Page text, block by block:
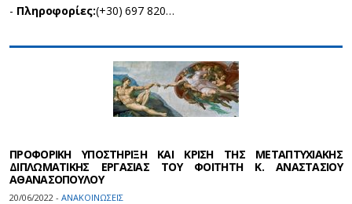
- Πληροφορίες:(+30) 697 820…
ΠΡΟΦΟΡΙΚΗ ΥΠΟΣΤΗΡΙΞΗ ΚΑΙ ΚΡΙΣΗ ΤΗΣ ΜΕΤΑΠΤΥΧΙΑΚΗΣ
ΔΙΠΛΩΜΑΤΙΚΗΣ ΕΡΓΑΣΙΑΣ ΤΟΥ ΦΟΙΤΗΤΗ Κ. ΑΝΑΣΤΑΣΙΟΥ
ΑΘΑΝΑΣΟΠΟΥΛΟΥ
20/06/2022 - ΑΝΑΚΟΙΝΩΣΕΙΣ